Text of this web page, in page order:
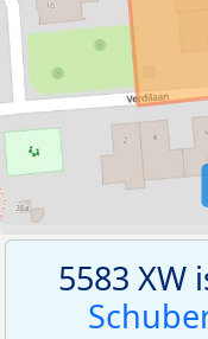
5583 XW